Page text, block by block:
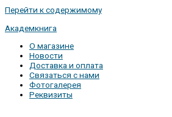
Перейти к содержимому
Академкнига
О магазине
Новости
Доставка и оплата
Связаться с нами
Фотогалерея
Реквизиты